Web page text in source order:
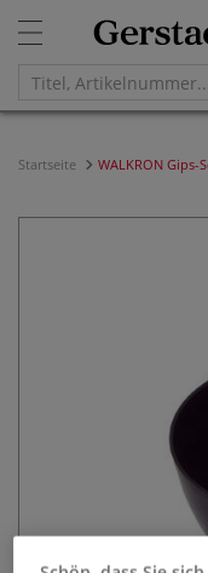
Startseite WALKRON Gips-